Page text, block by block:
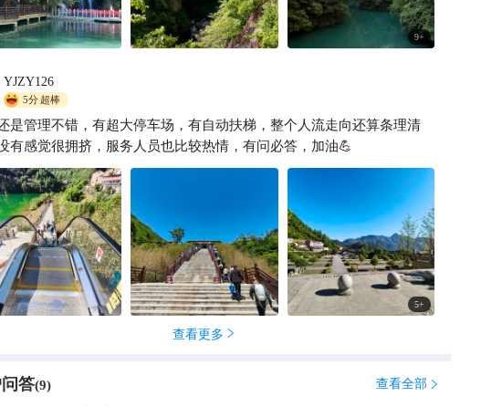
9+
YJZY126
5分超棒
是管理不错，有超大停车场，有自动扶梯，整个人流走向还算条理清
有感觉很拥挤，服务人员也比较热情，有问必答，加油💪
5+
查看更多 
答(9) 查看全部 